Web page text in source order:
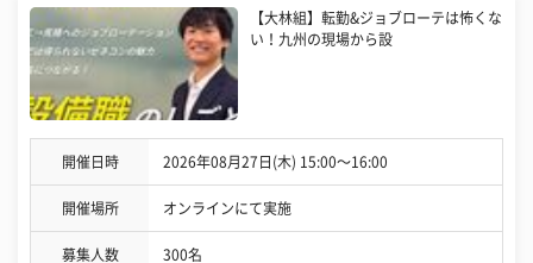
【大林組】転勤&ジョブローテは怖くな
い！九州の現場から設
開催日時 2026年08月27日(木) 15:00〜16:00
開催場所 オンラインにて実施
募集人数 300名